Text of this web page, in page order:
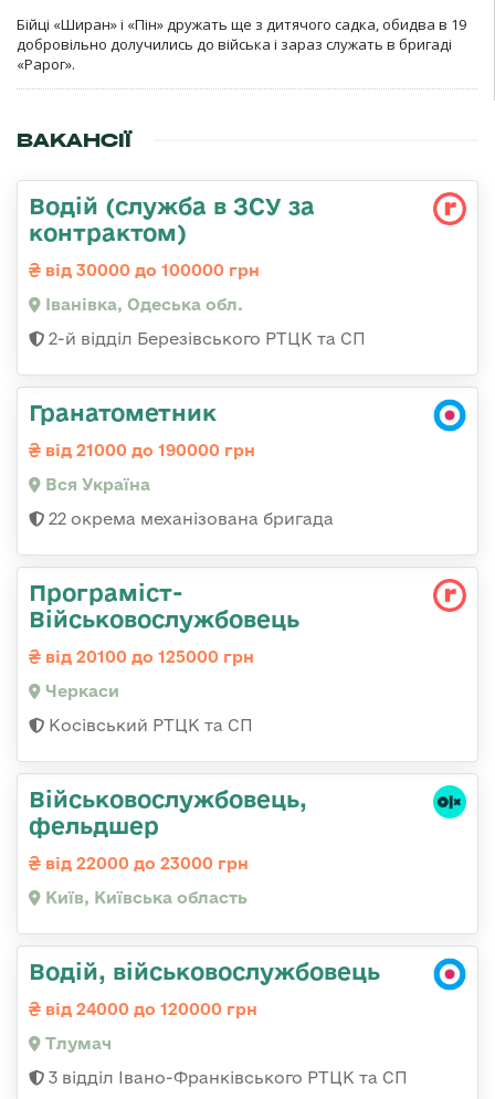
Бійці «Ширан» і «Пін» дружать ще з дитячого садка, обидва в 19
добровільно долучились до війська і зараз служать в бригаді
«Рарог».
ВАКАНСІЇ
Водій (служба в ЗСУ за
контрактом)
від 30000 до 100000 грн
Іванівка, Одеська обл.
2-й відділ Березівського РТЦК та СП
Гранатометник
від 21000 до 190000 грн
Вся Україна
22 окрема механізована бригада
Програміст-
Військовослужбовець
від 20100 до 125000 грн
Черкаси
Косівський РТЦК та СП
Військовослужбовець,
фельдшер
від 22000 до 23000 грн
Київ, Київська область
Водій, військовослужбовець
від 24000 до 120000 грн
Тлумач
3 відділ Івано-Франківського РТЦК та СП